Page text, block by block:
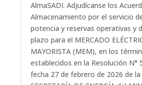
AlmaSADI. Adjudícanse los
Almacenamiento por el servicio
potencia y reservas operativas y
plazo para el MERCADO
MAYORISTA (MEM), en los
establecidos en la Resolución N°
fecha 27 de febrero de 2026 de la